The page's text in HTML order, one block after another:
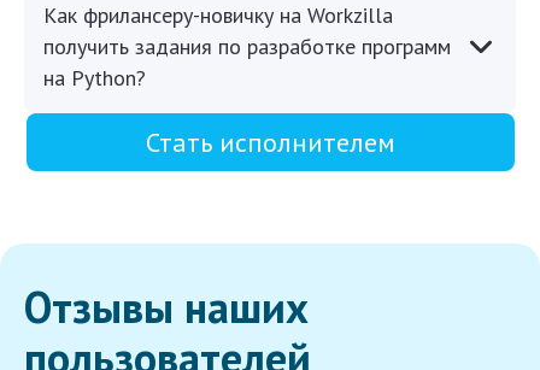
Как фрилансеру-новичку на Workzilla
получить задания по разработке программ
на Python?
Стать исполнителем
Отзывы наших
пользователей